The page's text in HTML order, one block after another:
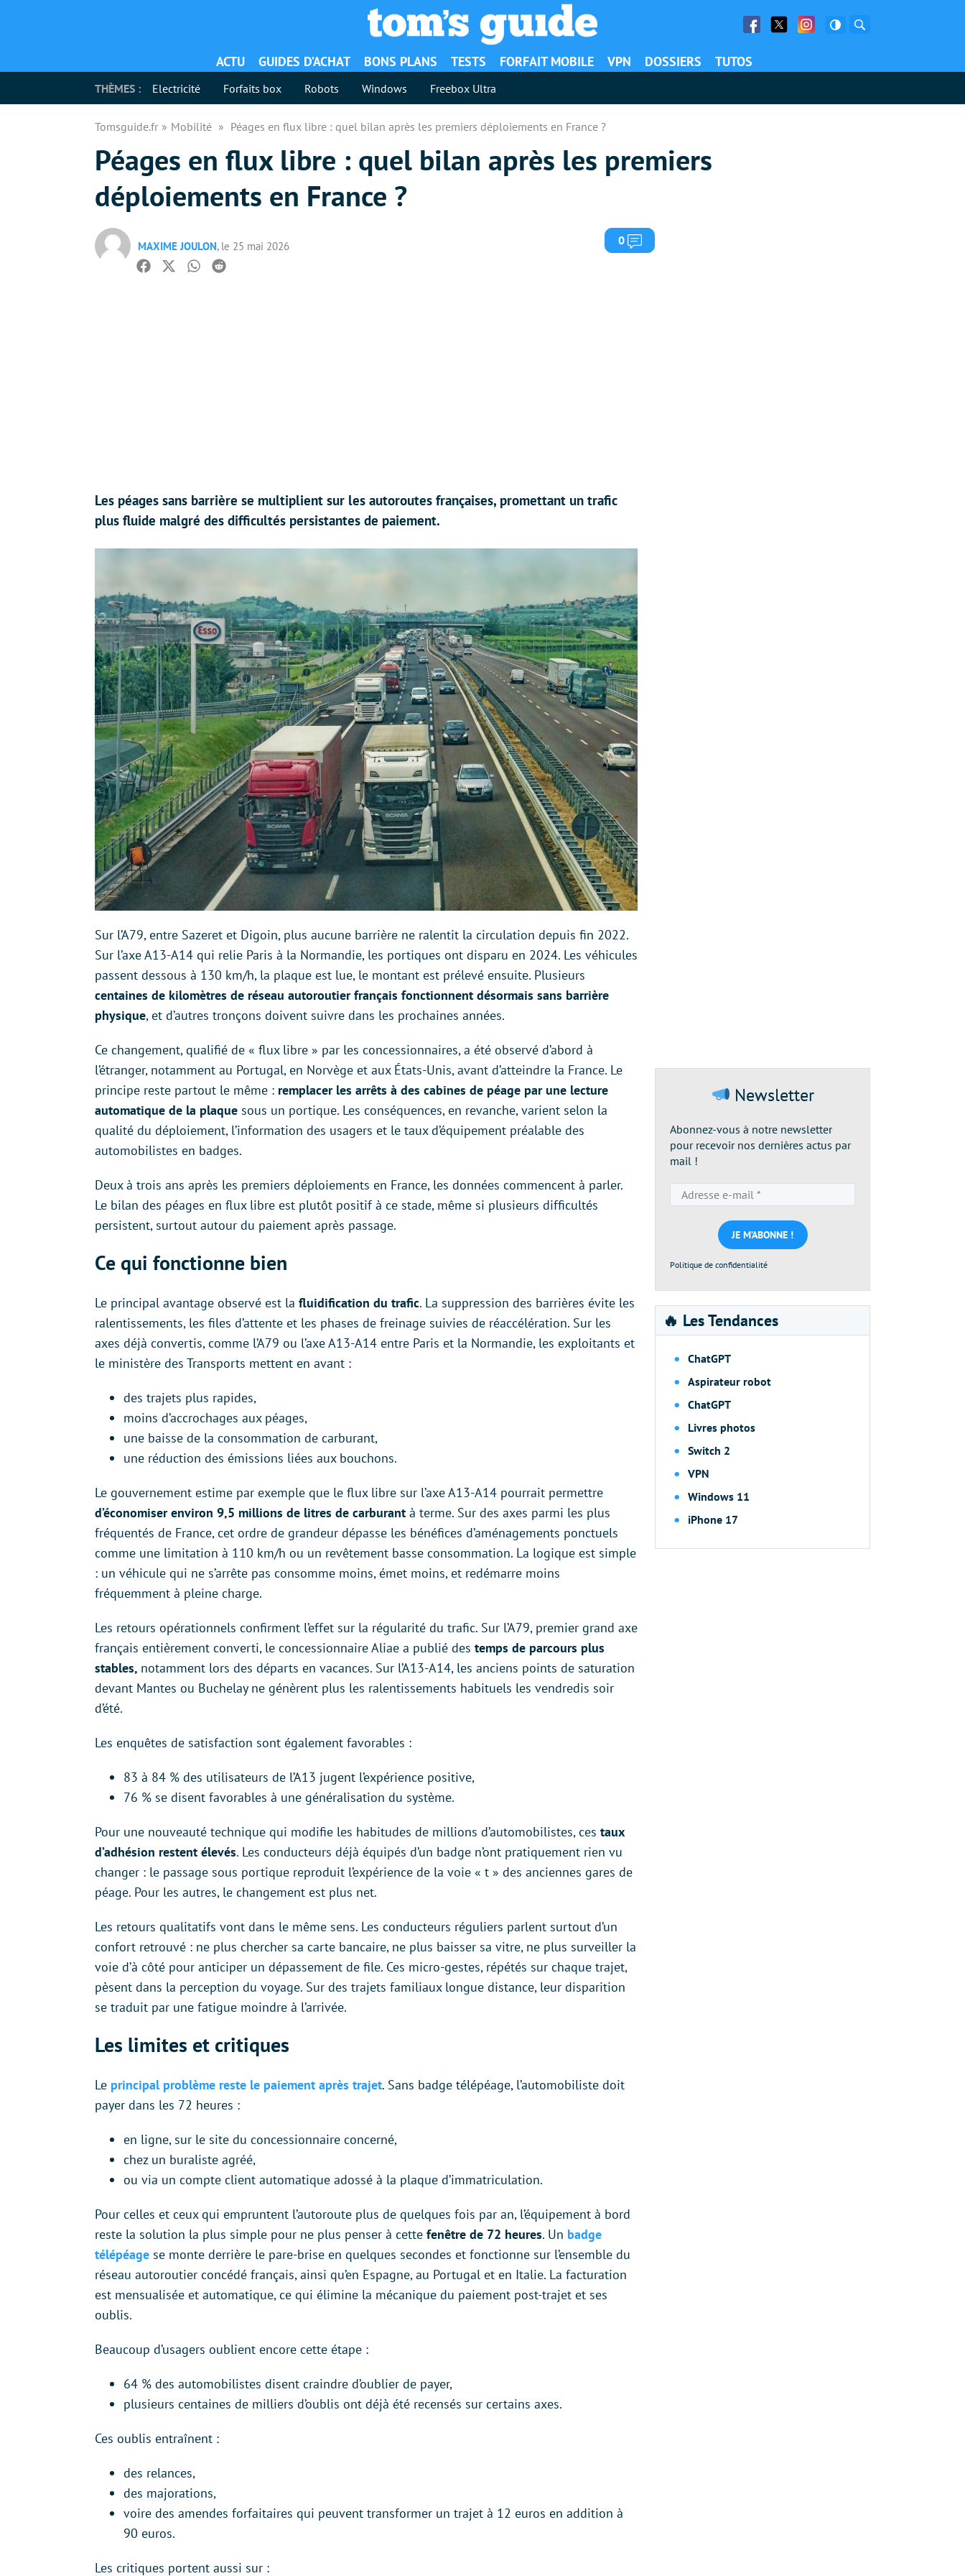
Facebook
Twitter Facebook
ACTU GUIDES D’ACHAT BONS PLANS TESTS FORFAIT MOBILE VPN DOSSIERS TUTOS
THÈMES : Electricité Forfaits box Robots Windows Freebox Ultra
Tomsguide.fr Mobilité Péages en flux libre : quel bilan après les premiers déploiements en France ?
Péages en flux libre : quel bilan après les premiers
déploiements en France ?
MAXIME JOULON, le 25 mai 2026 0 Commentaires
Facebook
TwitterWhatsapp
Reddit
Les péages sans barrière se multiplient sur les autoroutes françaises, promettant un trafic
plus fluide malgré des difficultés persistantes de paiement.
Sur l’A79, entre Sazeret et Digoin, plus aucune barrière ne ralentit la circulation depuis fin 2022.
Sur l’axe A13-A14 qui relie Paris à la Normandie, les portiques ont disparu en 2024. Les véhicules
passent dessous à 130 km/h, la plaque est lue, le montant est prélevé ensuite. Plusieurs
centaines de kilomètres de réseau autoroutier français fonctionnent désormais sans barrière
physique, et d’autres tronçons doivent suivre dans les prochaines années.
Ce changement, qualifié de « flux libre » par les concessionnaires, a été observé d’abord à
l’étranger, notamment au Portugal, en Norvège et aux États-Unis, avant d’atteindre la France. Le
principe reste partout le même : remplacer les arrêts à des cabines de péage par une lecture
automatique de la plaque sous un portique. Les conséquences, en revanche, varient selon la
qualité du déploiement, l’information des usagers et le taux d’équipement préalable des
automobilistes en badges.
Deux à trois ans après les premiers déploiements en France, les données commencent à parler.
Le bilan des péages en flux libre est plutôt positif à ce stade, même si plusieurs difficultés
persistent, surtout autour du paiement après passage.
Ce qui fonctionne bien
Le principal avantage observé est la fluidification du trafic. La suppression des barrières évite les
ralentissements, les files d’attente et les phases de freinage suivies de réaccélération. Sur les
axes déjà convertis, comme l’A79 ou l’axe A13-A14 entre Paris et la Normandie, les exploitants et
le ministère des Transports mettent en avant :
des trajets plus rapides,
moins d’accrochages aux péages,
une baisse de la consommation de carburant,
une réduction des émissions liées aux bouchons.
Le gouvernement estime par exemple que le flux libre sur l’axe A13-A14 pourrait permettre
d’économiser environ 9,5 millions de litres de carburant à terme. Sur des axes parmi les plus
fréquentés de France, cet ordre de grandeur dépasse les bénéfices d’aménagements ponctuels
comme une limitation à 110 km/h ou un revêtement basse consommation. La logique est simple
: un véhicule qui ne s’arrête pas consomme moins, émet moins, et redémarre moins
fréquemment à pleine charge.
Les retours opérationnels confirment l’effet sur la régularité du trafic. Sur l’A79, premier grand axe
français entièrement converti, le concessionnaire Aliae a publié des temps de parcours plus
stables, notamment lors des départs en vacances. Sur l’A13-A14, les anciens points de saturation
devant Mantes ou Buchelay ne génèrent plus les ralentissements habituels les vendredis soir
d’été.
Les enquêtes de satisfaction sont également favorables :
83 à 84 % des utilisateurs de l’A13 jugent l’expérience positive,
76 % se disent favorables à une généralisation du système.
Pour une nouveauté technique qui modifie les habitudes de millions d’automobilistes, ces taux
d’adhésion restent élevés. Les conducteurs déjà équipés d’un badge n’ont pratiquement rien vu
changer : le passage sous portique reproduit l’expérience de la voie « t » des anciennes gares de
péage. Pour les autres, le changement est plus net.
Les retours qualitatifs vont dans le même sens. Les conducteurs réguliers parlent surtout d’un
confort retrouvé : ne plus chercher sa carte bancaire, ne plus baisser sa vitre, ne plus surveiller la
voie d’à côté pour anticiper un dépassement de file. Ces micro-gestes, répétés sur chaque trajet,
pèsent dans la perception du voyage. Sur des trajets familiaux longue distance, leur disparition
se traduit par une fatigue moindre à l’arrivée.
Les limites et critiques
Le principal problème reste le paiement après trajet. Sans badge télépéage, l’automobiliste doit
payer dans les 72 heures :
en ligne, sur le site du concessionnaire concerné,
chez un buraliste agréé,
ou via un compte client automatique adossé à la plaque d’immatriculation.
Pour celles et ceux qui empruntent l’autoroute plus de quelques fois par an, l’équipement à bord
reste la solution la plus simple pour ne plus penser à cette fenêtre de 72 heures. Un badge
télépéage se monte derrière le pare-brise en quelques secondes et fonctionne sur l’ensemble du
réseau autoroutier concédé français, ainsi qu’en Espagne, au Portugal et en Italie. La facturation
est mensualisée et automatique, ce qui élimine la mécanique du paiement post-trajet et ses
oublis.
Beaucoup d’usagers oublient encore cette étape :
64 % des automobilistes disent craindre d’oublier de payer,
plusieurs centaines de milliers d’oublis ont déjà été recensés sur certains axes.
Ces oublis entraînent :
des relances,
des majorations,
voire des amendes forfaitaires qui peuvent transformer un trajet à 12 euros en addition à
90 euros.
Les critiques portent aussi sur :
Newsletter
Abonnez-vous à notre newsletter
pour recevoir nos dernières actus par
mail !
e-
mail
*
Politique de confidentialité
🔥 Les Tendances
ChatGPT
Aspirateur robot
ChatGPT
Livres photos
Switch 2
VPN
Windows 11
iPhone 17